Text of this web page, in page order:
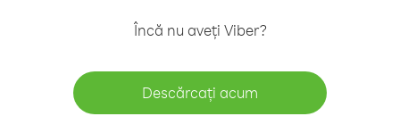
Încă nu aveți Viber?
Descărcați acum